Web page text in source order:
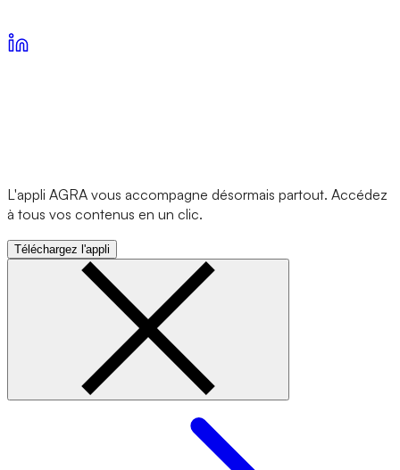
L'appli AGRA vous accompagne désormais partout. Accédez
à tous vos contenus en un clic.
Téléchargez l'appli